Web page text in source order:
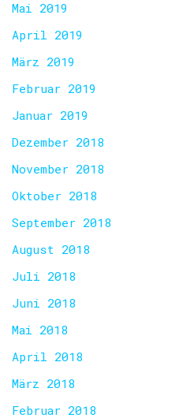
Mai 2019
April 2019
März 2019
Februar 2019
Januar 2019
Dezember 2018
November 2018
Oktober 2018
September 2018
August 2018
Juli 2018
Juni 2018
Mai 2018
April 2018
März 2018
Februar 2018